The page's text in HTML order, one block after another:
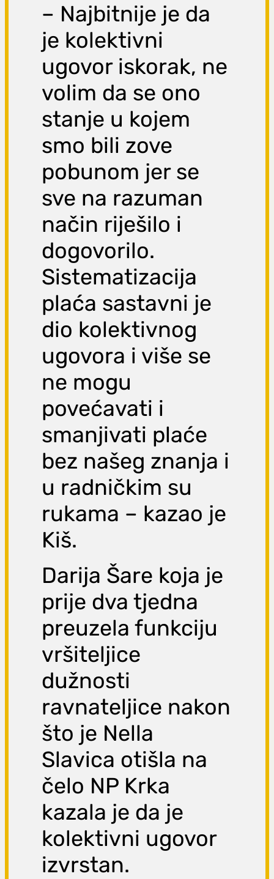
– Najbitnije je da
je kolektivni
ugovor iskorak, ne
volim da se ono
stanje u kojem
smo bili zove
pobunom jer se
sve na razuman
način riješilo i
dogovorilo.
Sistematizacija
plaća sastavni je
dio kolektivnog
ugovora i više se
ne mogu
povećavati i
smanjivati plaće
bez našeg znanja i
u radničkim su
rukama – kazao je
Kiš.
Darija Šare koja je
prije dva tjedna
preuzela funkciju
vršiteljice
dužnosti
ravnateljice nakon
što je Nella
Slavica otišla na
čelo NP Krka
kazala je da je
kolektivni ugovor
izvrstan.